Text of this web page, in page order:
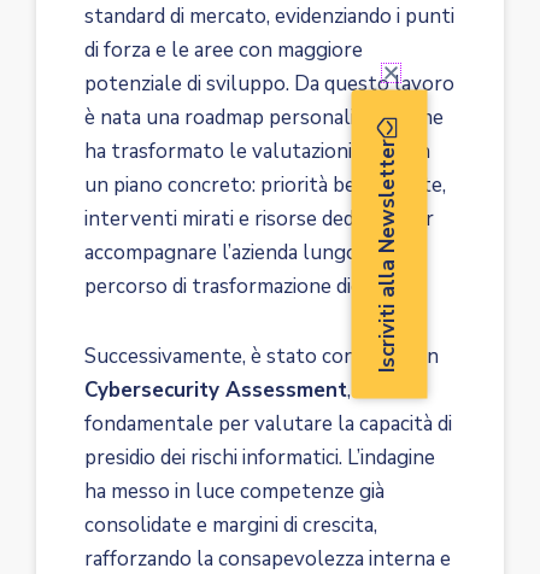
standard di mercato, evidenziando i punti
di forza e le aree con maggiore
potenziale di sviluppo. Da questo lavoro
è nata una roadmap personalizzata, che
ha trasformato le valutazioni iniziali in
un piano concreto: priorità ben definite,
interventi mirati e risorse dedicate per
accompagnare l’azienda lungo il suo
percorso di trasformazione digitale.
Successivamente, è stato condotto un
Cybersecurity Assessment,
fondamentale per valutare la capacità di
presidio dei rischi informatici. L’indagine
ha messo in luce competenze già
consolidate e margini di crescita,
rafforzando la consapevolezza interna e
Iscriviti alla Newsletter